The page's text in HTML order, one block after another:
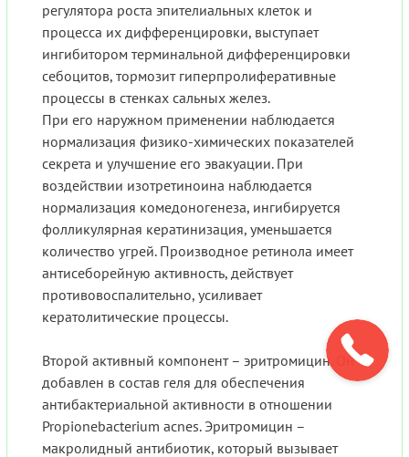
регулятора роста эпителиальных клеток и
процесса их дифференцировки, выступает
ингибитором терминальной дифференцировки
себоцитов, тормозит гиперпролиферативные
процессы в стенках сальных желез.
При его наружном применении наблюдается
нормализация физико-химических показателей
секрета и улучшение его эвакуации. При
воздействии изотретиноина наблюдается
нормализация комедоногенеза, ингибируется
фолликулярная кератинизация, уменьшается
количество угрей. Производное ретинола имеет
антисеборейную активность, действует
противовоспалительно, усиливает
кератолитические процессы.
Второй активный компонент – эритромицин. Он
добавлен в состав геля для обеспечения
антибактериальной активности в отношении
Propionebacterium acnes. Эритромицин –
макролидный антибиотик, который вызывает